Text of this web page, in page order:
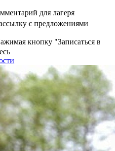
для лагеря
с предложениями
кнопку "Записаться в